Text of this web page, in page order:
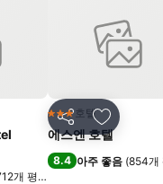
에 추가
개 평점
공유 즐겨찾기
3 성급호텔
에스엔 호텔
8.4 아주 좋음 (854개